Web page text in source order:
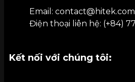
Email:
Điện thoại liên hệ: (+84)
Kết nối với chúng tôi: